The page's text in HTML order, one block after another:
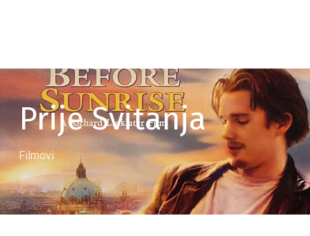
Prije Svitanja
Filmovi